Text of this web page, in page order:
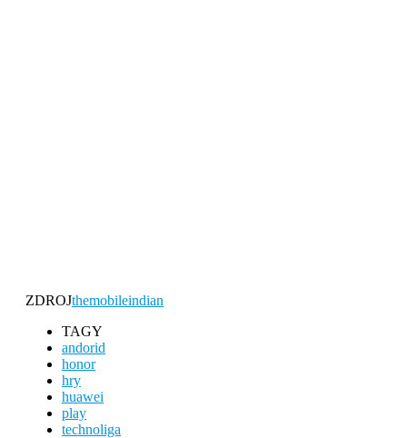
ZDROJthemobileindian
TAGY
andorid
honor
hry
huawei
play
technoliga